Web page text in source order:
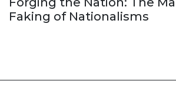
Faking of Nationalisms